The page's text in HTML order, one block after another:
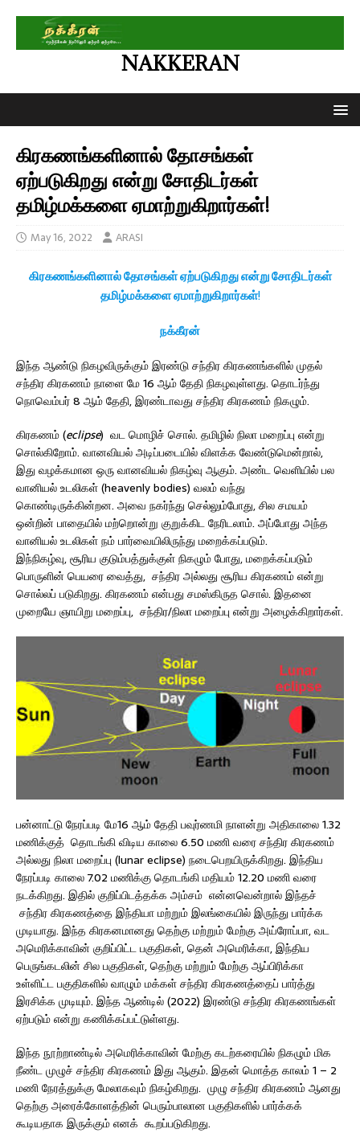
NAKKERAN
கிரகணங்களினால் தோசங்கள்
ஏற்படுகிறது என்று சோதிடர்கள்
தமிழ்மக்களை ஏமாற்றுகிறார்கள்!
May 16, 2022 ARASI
கிரகணங்களினால் தோசங்கள் ஏற்படுகிறது என்று சோதிடர்கள்
தமிழ்மக்களை ஏமாற்றுகிறார்கள்!
நக்கீரன்
இந்த ஆண்டு நிகழவிருக்கும் இரண்டு சந்திர கிரகணங்களில் முதல்
சந்திர கிரகணம் நாளை மே 16 ஆம் தேதி நிகழவுள்ளது. தொடர்ந்து
நொவெம்பர் 8 ஆம் தேதி, இரண்டாவது சந்திர கிரகணம் நிகழும்.
கிரகணம் (eclipse) வட மொழிச் சொல். தமிழில் நிலா மறைப்பு என்று
சொல்கிறோம். வானவியல் அடிப்படையில் விளக்க வேண்டுமென்றால்,
இது வழக்கமான ஒரு வானவியல் நிகழ்வு ஆகும். அண்ட வெளியில் பல
வானியல் உடலிகள் (heavenly bodies) வலம் வந்து
கொண்டிருக்கின்றன. அவை நகர்ந்து செல்லும்போது, சில சமயம்
ஒன்றின் பாதையில் மற்றொன்று குறுக்கிட நேரிடலாம். அப்போது அந்த
வானியல் உடலிகள் நம் பார்வையிலிருந்து மறைக்கப்படும்.
இந்நிகழ்வு, சூரிய குடும்பத்துக்குள் நிகழும் போது, மறைக்கப்படும்
பொருளின் பெயரை வைத்து, சந்திர அல்லது சூரிய கிரகணம் என்று
சொல்லப் படுகிறது. கிரகணம் என்பது சமஸ்கிருத சொல். இதனை
முறையே ஞாயிறு மறைப்பு, சந்திர/நிலா மறைப்பு என்று அழைக்கிறார்கள்.
பன்னாட்டு நேரப்படி மே16 ஆம் தேதி பவுர்ணமி நாளன்று அதிகாலை 1.32
மணிக்குத் தொடங்கி விடிய காலை 6.50 மணி வரை சந்திர கிரகணம்
அல்லது நிலா மறைப்பு (lunar eclipse) நடைபெறயிருக்கிறது. இந்திய
நேரப்படி காலை 7.02 மணிக்கு தொடங்கி மதியம் 12.20 மணி வரை
நடக்கிறது. இதில் குறிப்பிடத்தக்க அம்சம் என்னவென்றால் இந்தச்
சந்திர கிரகணத்தை இந்தியா மற்றும் இலங்கையில் இருந்து பார்க்க
முடியாது. இந்த கிரகனமானது தெற்கு மற்றும் மேற்கு அய்ரோப்பா, வட
அமெரிக்காவின் குறிப்பிட்ட பகுதிகள், தென் அமெரிக்கா, இந்திய
பெருங்கடலின் சில பகுதிகள், தெற்கு மற்றும் மேற்கு ஆப்பிரிக்கா
உள்ளிட்ட பகுதிகளில் வாழும் மக்கள் சந்திர கிரகணத்தைப் பார்த்து
இரசிக்க முடியும். இந்த ஆண்டில் (2022) இரண்டு சந்திர கிரகணங்கள்
ஏற்படும் என்று கணிக்கப்பட்டுள்ளது.
இந்த நூற்றாண்டில் அமெரிக்காவின் மேற்கு கடற்கரையில் நிகழும் மிக
நீண்ட முழுச் சந்திர கிரகணம் இது ஆகும். இதன் மொத்த காலம் 1 – 2
மணி நேரத்துக்கு மேலாகவும் நிகழ்கிறது. முழு சந்திர கிரகணம் ஆனது
தெற்கு அரைக்கோளத்தின் பெரும்பாலான பகுதிகளில் பார்க்கக்
கூடியதாக இருக்கும் எனக் கூறப்படுகிறது.